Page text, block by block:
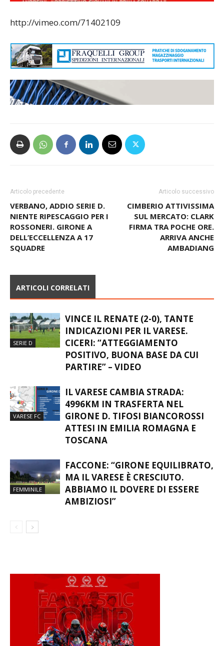
http://vimeo.com/71402109
Articolo precedente
VERBANO, ADDIO SERIE D.
NIENTE RIPESCAGGIO PER I
ROSSONERI. GIRONE A
DELL’ECCELLENZA A 17
SQUADRE
Articolo successivo
CIMBERIO ATTIVISSIMA
SUL MERCATO: CLARK
FIRMA TRA POCHE ORE.
ARRIVA ANCHE
AMBADIANG
ARTICOLI CORRELATI
SERIE D
VINCE IL RENATE (2-0), TANTE
INDICAZIONI PER IL VARESE.
CICERI: “ATTEGGIAMENTO
POSITIVO, BUONA BASE DA CUI
PARTIRE” – VIDEO
VARESE FC
IL VARESE CAMBIA STRADA:
4996KM IN TRASFERTA NEL
GIRONE D. TIFOSI BIANCOROSSI
ATTESI IN EMILIA ROMAGNA E
TOSCANA
FEMMINILE
FACCONE: “GIRONE EQUILIBRATO,
MA IL VARESE È CRESCIUTO.
ABBIAMO IL DOVERE DI ESSERE
AMBIZIOSI”